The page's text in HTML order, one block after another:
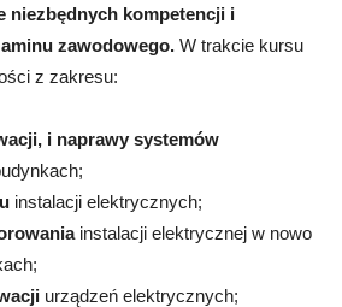
niezbędnych kompetencji i
zawodowego. W trakcie kursu
z zakresu:
i naprawy systemów
instalacji elektrycznych;
instalacji elektrycznej w nowo
urządzeń elektrycznych;